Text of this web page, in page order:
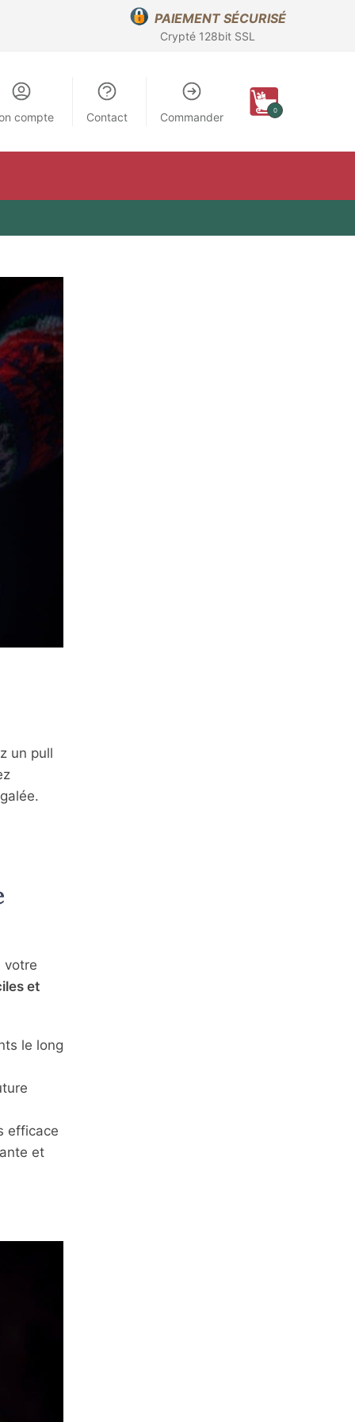
PAIEMENT SÉCURISÉ
Crypté 128bit SSL
compte Contact Commander 0
un pull
votre
et
le long
efficace
et